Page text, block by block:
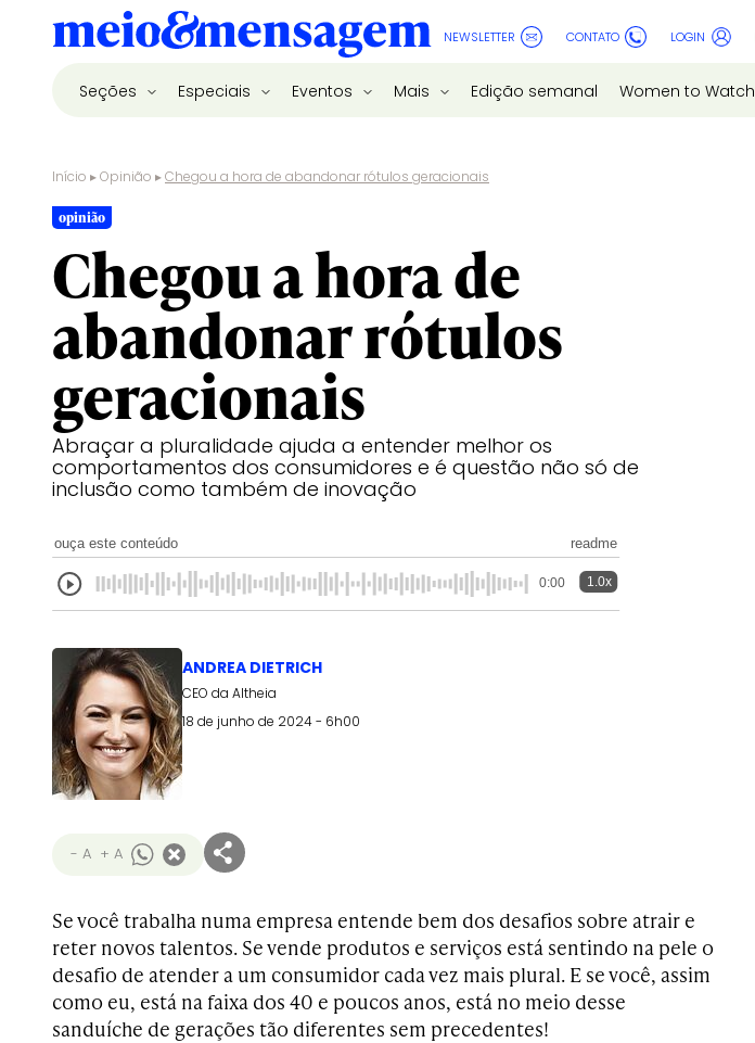
NEWSLETTER CONTATO LOGIN
Seções Especiais Eventos Mais Edição semanal Women to Watch
Início ▸Opinião ▸Chegou a hora de abandonar rótulos geracionais
opinião
Chegou a hora de
abandonar rótulos
geracionais
Abraçar a pluralidade ajuda a entender melhor os
comportamentos dos consumidores e é questão não só de
inclusão como também de inovação
ouça este conteúdo readme
0:00 1.0x
ANDREA DIETRICH
CEO da Altheia
18 de junho de 2024 - 6h00
- A + A
Se você trabalha numa empresa entende bem dos desafios sobre atrair e
reter novos talentos. Se vende produtos e serviços está sentindo na pele o
desafio de atender a um consumidor cada vez mais plural. E se você, assim
como eu, está na faixa dos 40 e poucos anos, está no meio desse
sanduíche de gerações tão diferentes sem precedentes!